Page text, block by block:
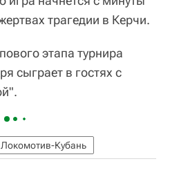
трагедии в Керчи.
этапа турнира
сыграет в гостях с
Кубань